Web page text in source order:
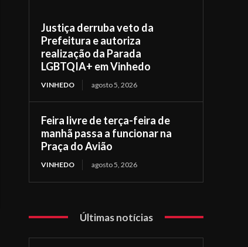
Justiça derruba veto da
Prefeitura e autoriza
realização da Parada
LGBTQIA+ em Vinhedo
VINHEDO agosto 5, 2026
Feira livre de terça-feira de
manhã passa a funcionar na
Praça do Avião
VINHEDO agosto 5, 2026
Últimas notícias